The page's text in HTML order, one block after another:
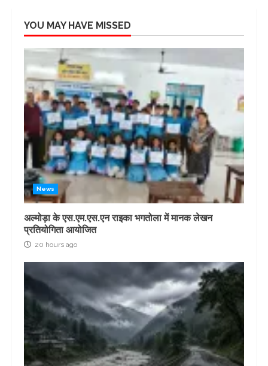
YOU MAY HAVE MISSED
News
अल्मोड़ा के एस.एम.एस.एन राइका भगतोला में मानक लेखन
प्रतियोगिता आयोजित
20 hours ago